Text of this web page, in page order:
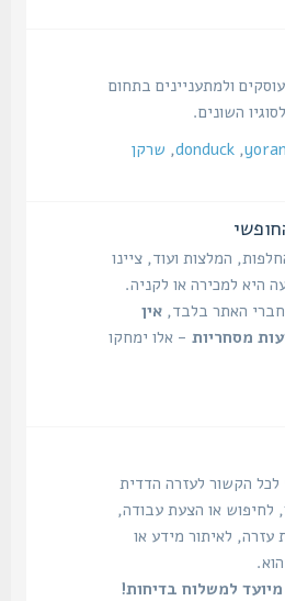
ולמתעניינים בתחום
השונים.
,
donduck
,שרקן
המלצות ועוד, ציינו
למכירה או לקניה.
האתר בלבד,אין
- אלו ימחקו
הקשור לעזרה הדדית
או הצעת עבודה,
לאיתור מידע או
למשלוח בדיחות!